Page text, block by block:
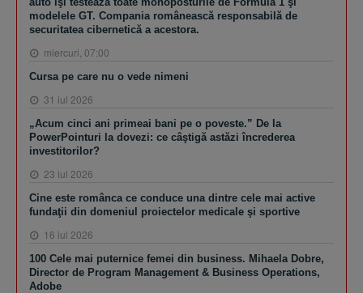
modelele GT. Compania românească responsabilă de
securitatea cibernetică a acestora.
miercuri, 07:00
Cursa pe care nu o vede nimeni
31 iul 2026
„Acum cinci ani primeai bani pe o poveste.” De la
PowerPointuri la dovezi: ce câştigă astăzi încrederea
investitorilor?
23 iul 2026
Cine este românca ce conduce una dintre cele mai active
fundaţii din domeniul proiectelor medicale şi sportive
16 iul 2026
100 Cele mai puternice femei din business. Mihaela Dobre,
Director de Program Management & Business Operations,
Adobe